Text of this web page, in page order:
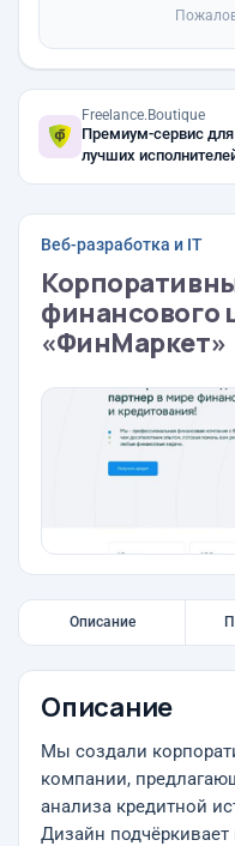
Freelance.Boutique
Премиум-сервис для
лучших
Веб-разработка и IT
финансового
«ФинМаркет»
Описание
Описание
Мы создали
компании,
анализа кредитной
Дизайн подчёркивает